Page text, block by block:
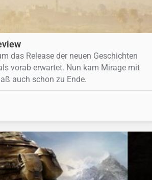
das Release der neuen Geschichten
vorab erwartet. Nun kam Mirage mit
auch schon zu Ende.